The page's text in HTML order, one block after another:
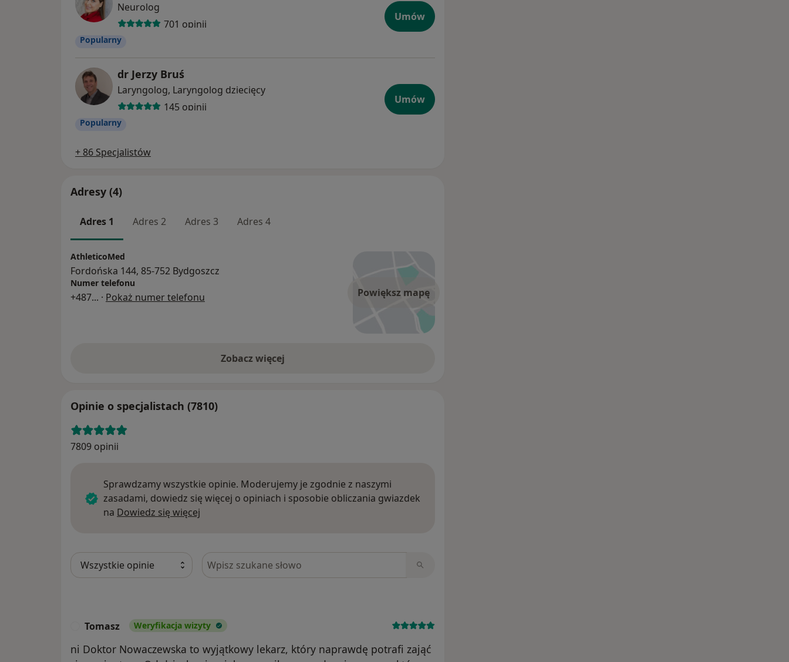
Neurolog
701 opinii
Popularny
Umów
dr Jerzy Bruś
Laryngolog, Laryngolog dziecięcy
145 opinii
Popularny
Umów
+ 86 Specjalistów
Adresy (4)
Adres 1 Adres 2 Adres 3 Adres 4
Powiększ mapę
AthleticoMed
Fordońska 144, 85-752 Bydgoszcz
Numer telefonu
+487... · Pokaż numer telefonu
Zobacz więcej
Opinie o specjalistach (7810)
7809 opinii
Sprawdzamy wszystkie opinie. Moderujemy je zgodnie z naszymi
zasadami, dowiedz się więcej o opiniach i sposobie obliczania gwiazdek
na Dowiedz się więcej
Szukaj w opiniach
Tomasz Weryfikacja wizyty
ni Doktor Nowaczewska to wyjątkowy lekarz, który naprawdę potrafi zająć